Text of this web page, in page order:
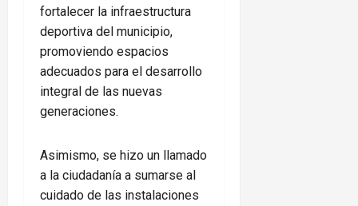
fortalecer la infraestructura
deportiva del municipio,
promoviendo espacios
adecuados para el desarrollo
integral de las nuevas
generaciones.
Asimismo, se hizo un llamado
a la ciudadanía a sumarse al
cuidado de las instalaciones